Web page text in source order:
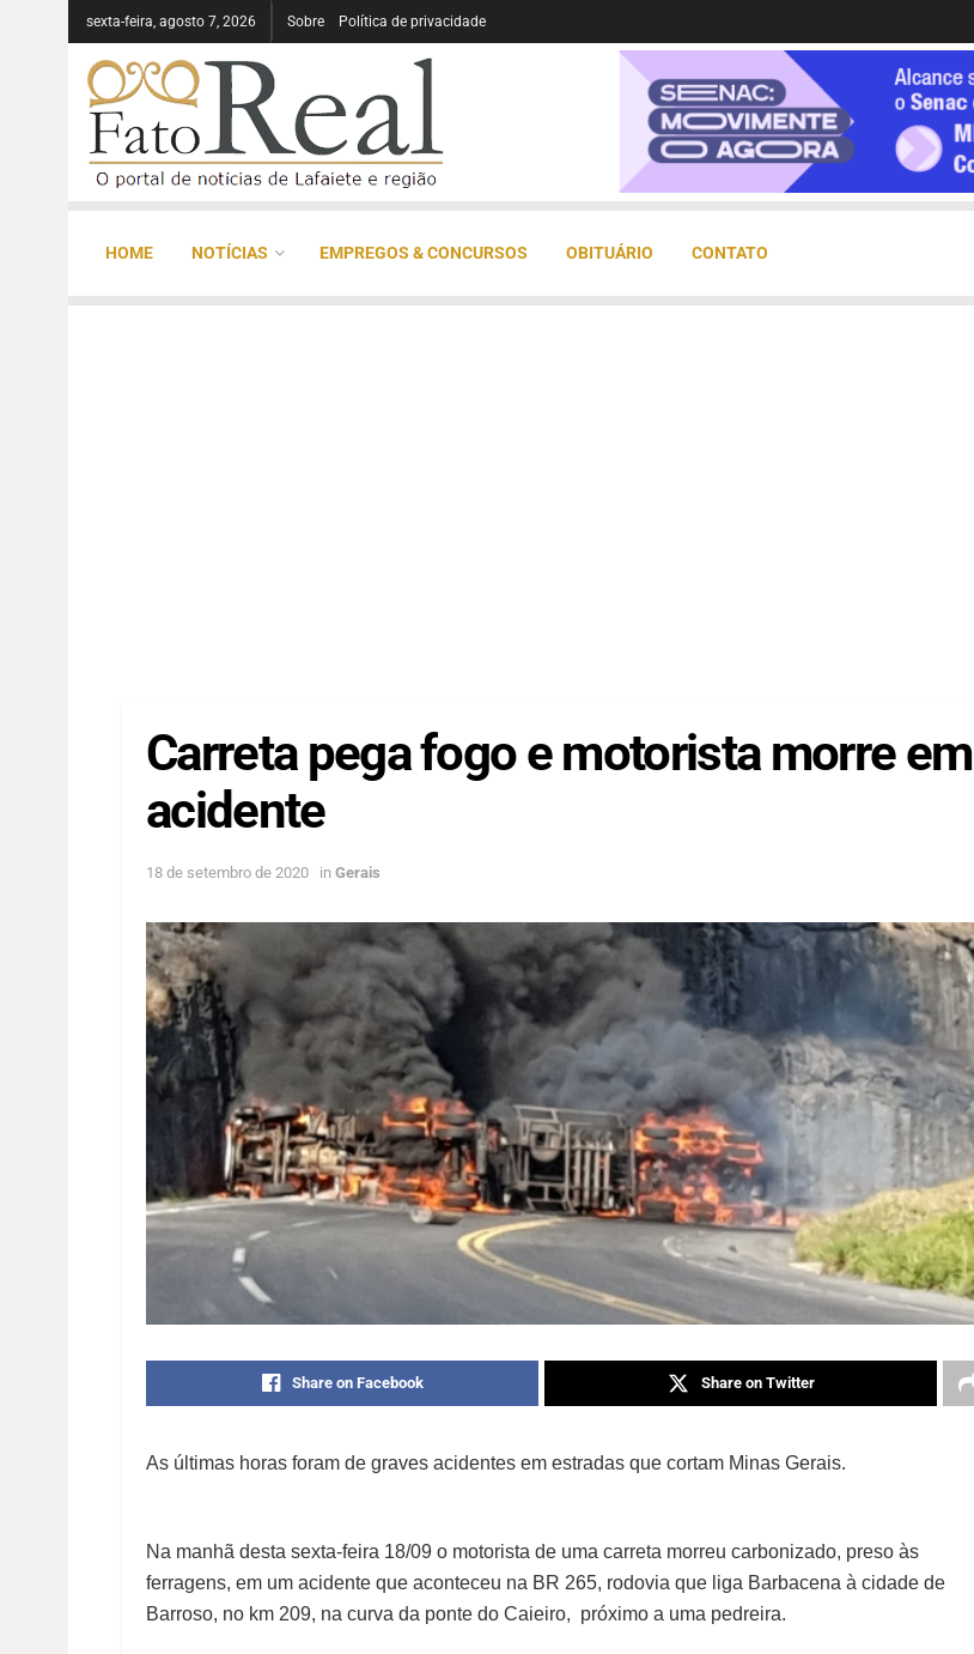
sexta-feira, agosto 7, 2026 Sobre Política de privacidade
HOME NOTÍCIAS EMPREGOS & CONCURSOS OBITUÁRIO CONTATO
Carreta pega fogo e motorista morre em
acidente
18 de setembro de 2020 in Gerais
Share on Facebook Share on Twitter
As últimas horas foram de graves acidentes em estradas que cortam Minas Gerais.
Na manhã desta sexta-feira 18/09 o motorista de uma carreta morreu carbonizado, preso às
ferragens, em um acidente que aconteceu na BR 265, rodovia que liga Barbacena à cidade de
Barroso, no km 209, na curva da ponte do Caieiro, próximo a uma pedreira.